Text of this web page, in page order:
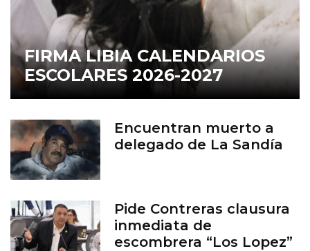
FIRMA LIBIA CALENDARIOS
ESCOLARES 2026-2027
Encuentran muerto a
delegado de La Sandía
Pide Contreras clausura
inmediata de
escombrera “Los Lopez”